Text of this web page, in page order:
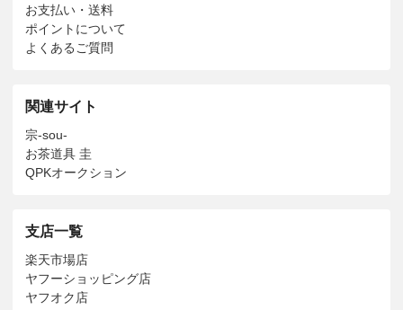
お支払い・送料
ポイントについて
よくあるご質問
関連サイト
宗-sou-
お茶道具 圭
QPKオークション
支店一覧
楽天市場店
ヤフーショッピング店
ヤフオク店